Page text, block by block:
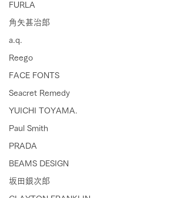
FURLA
角矢甚治郎
a.q.
Reego
FACE FONTS
Seacret Remedy
YUICHI TOYAMA.
Paul Smith
PRADA
BEAMS DESIGN
坂田銀次郎